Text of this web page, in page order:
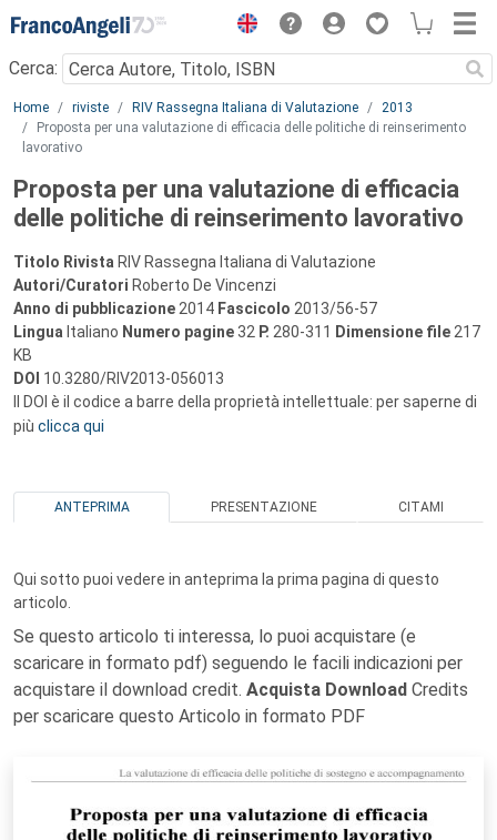
Menu
Cerca:
Main content
Home riviste RIV Rassegna Italiana di Valutazione
2013
Proposta per una valutazione di efficacia delle politiche di reinserimento
lavorativo
Proposta per una valutazione di efficacia
delle politiche di reinserimento lavorativo
Titolo Rivista RIV Rassegna Italiana di Valutazione
Autori/Curatori Roberto De Vincenzi
Anno di pubblicazione 2014 Fascicolo 2013/56-57
Lingua Italiano Numero pagine 32 P. 280-311 Dimensione file 217
KB
DOI 10.3280/RIV2013-056013
Il DOI è il codice a barre della proprietà intellettuale: per saperne di
più clicca qui
ANTEPRIMA PRESENTAZIONE CITAMI
Qui sotto puoi vedere in anteprima la prima pagina di questo
articolo.
Se questo articolo ti interessa, lo puoi acquistare (e
scaricare in formato pdf) seguendo le facili indicazioni per
acquistare il download credit. Acquista Download Credits
per scaricare questo Articolo in formato PDF